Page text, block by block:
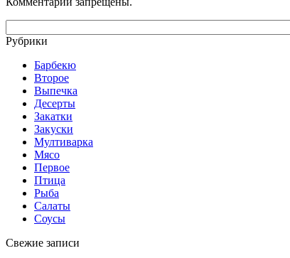
Рубрики
Барбекю
Второе
Выпечка
Десерты
Закатки
Закуски
Мултиварка
Мясо
Первое
Птица
Рыба
Салаты
Соусы
Свежие записи